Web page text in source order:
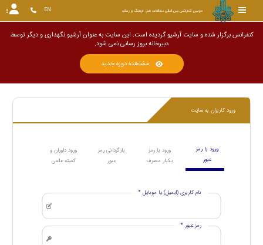
دومین کنفرانس بین المللی مطالعات هنر، فرهنگ و رسانه EN
کنفرانس برگزار شده و سایت آرشیو گردیده است. این سایت به عنوان آرشیو نگهداری و دیگر توسط
دبیرخانه بروز رسانی نمی شو
مشاهده دوره جدید
ورود کاربران به سایت
ورود با رمز
عبور
ورود با رمز
یکبار مصرف
بازگردانی رمز
عبور
ورود داوران و
کمیته علمی
نام کاربری (ایمیل) یا موبایل *
رمز عبور *